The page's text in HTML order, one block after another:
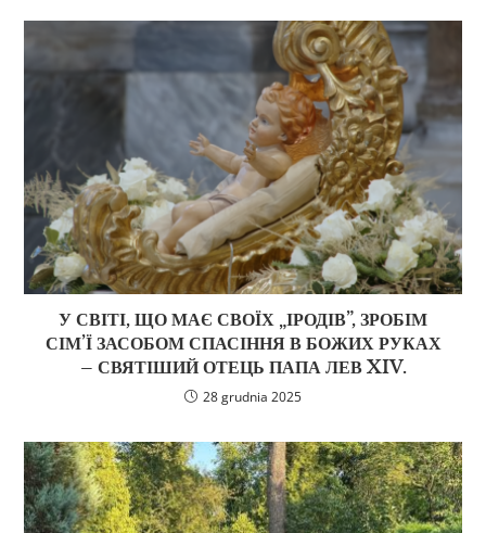
У СВІТІ, ЩО МАЄ СВОЇХ „ІРОДІВ”, ЗРОБІМ
СІМ’Ї ЗАСОБОМ СПАСІННЯ В БОЖИХ РУКАХ
– СВЯТІШИЙ ОТЕЦЬ ПАПА ЛЕВ XIV.
28 grudnia 2025